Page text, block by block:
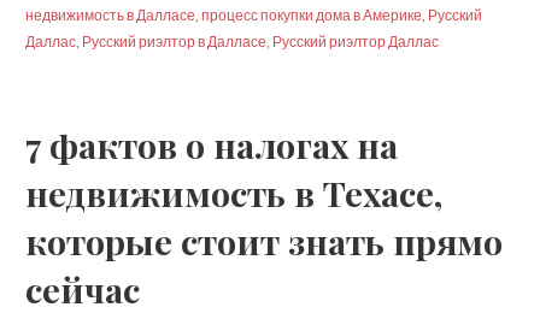
недвижимость в Далласе, процесс покупки дома в Америке, Русский
Даллас, Русский риэлтор в Далласе, Русский риэлтор Даллас
7 фактов о налогах на
недвижимость в Техасе,
которые стоит знать прямо
сейчас